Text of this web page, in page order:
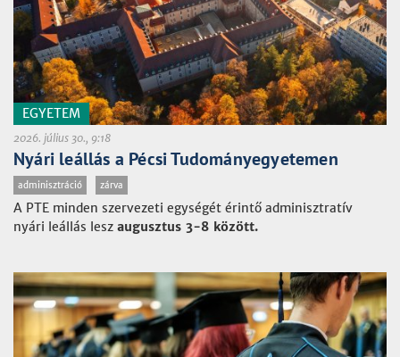
EGYETEM
2026. július 30., 9:18
Nyári leállás a Pécsi Tudományegyetemen
adminisztráció zárva
A PTE minden szervezeti egységét érintő adminisztratív
nyári leállás lesz augusztus 3-8 között.